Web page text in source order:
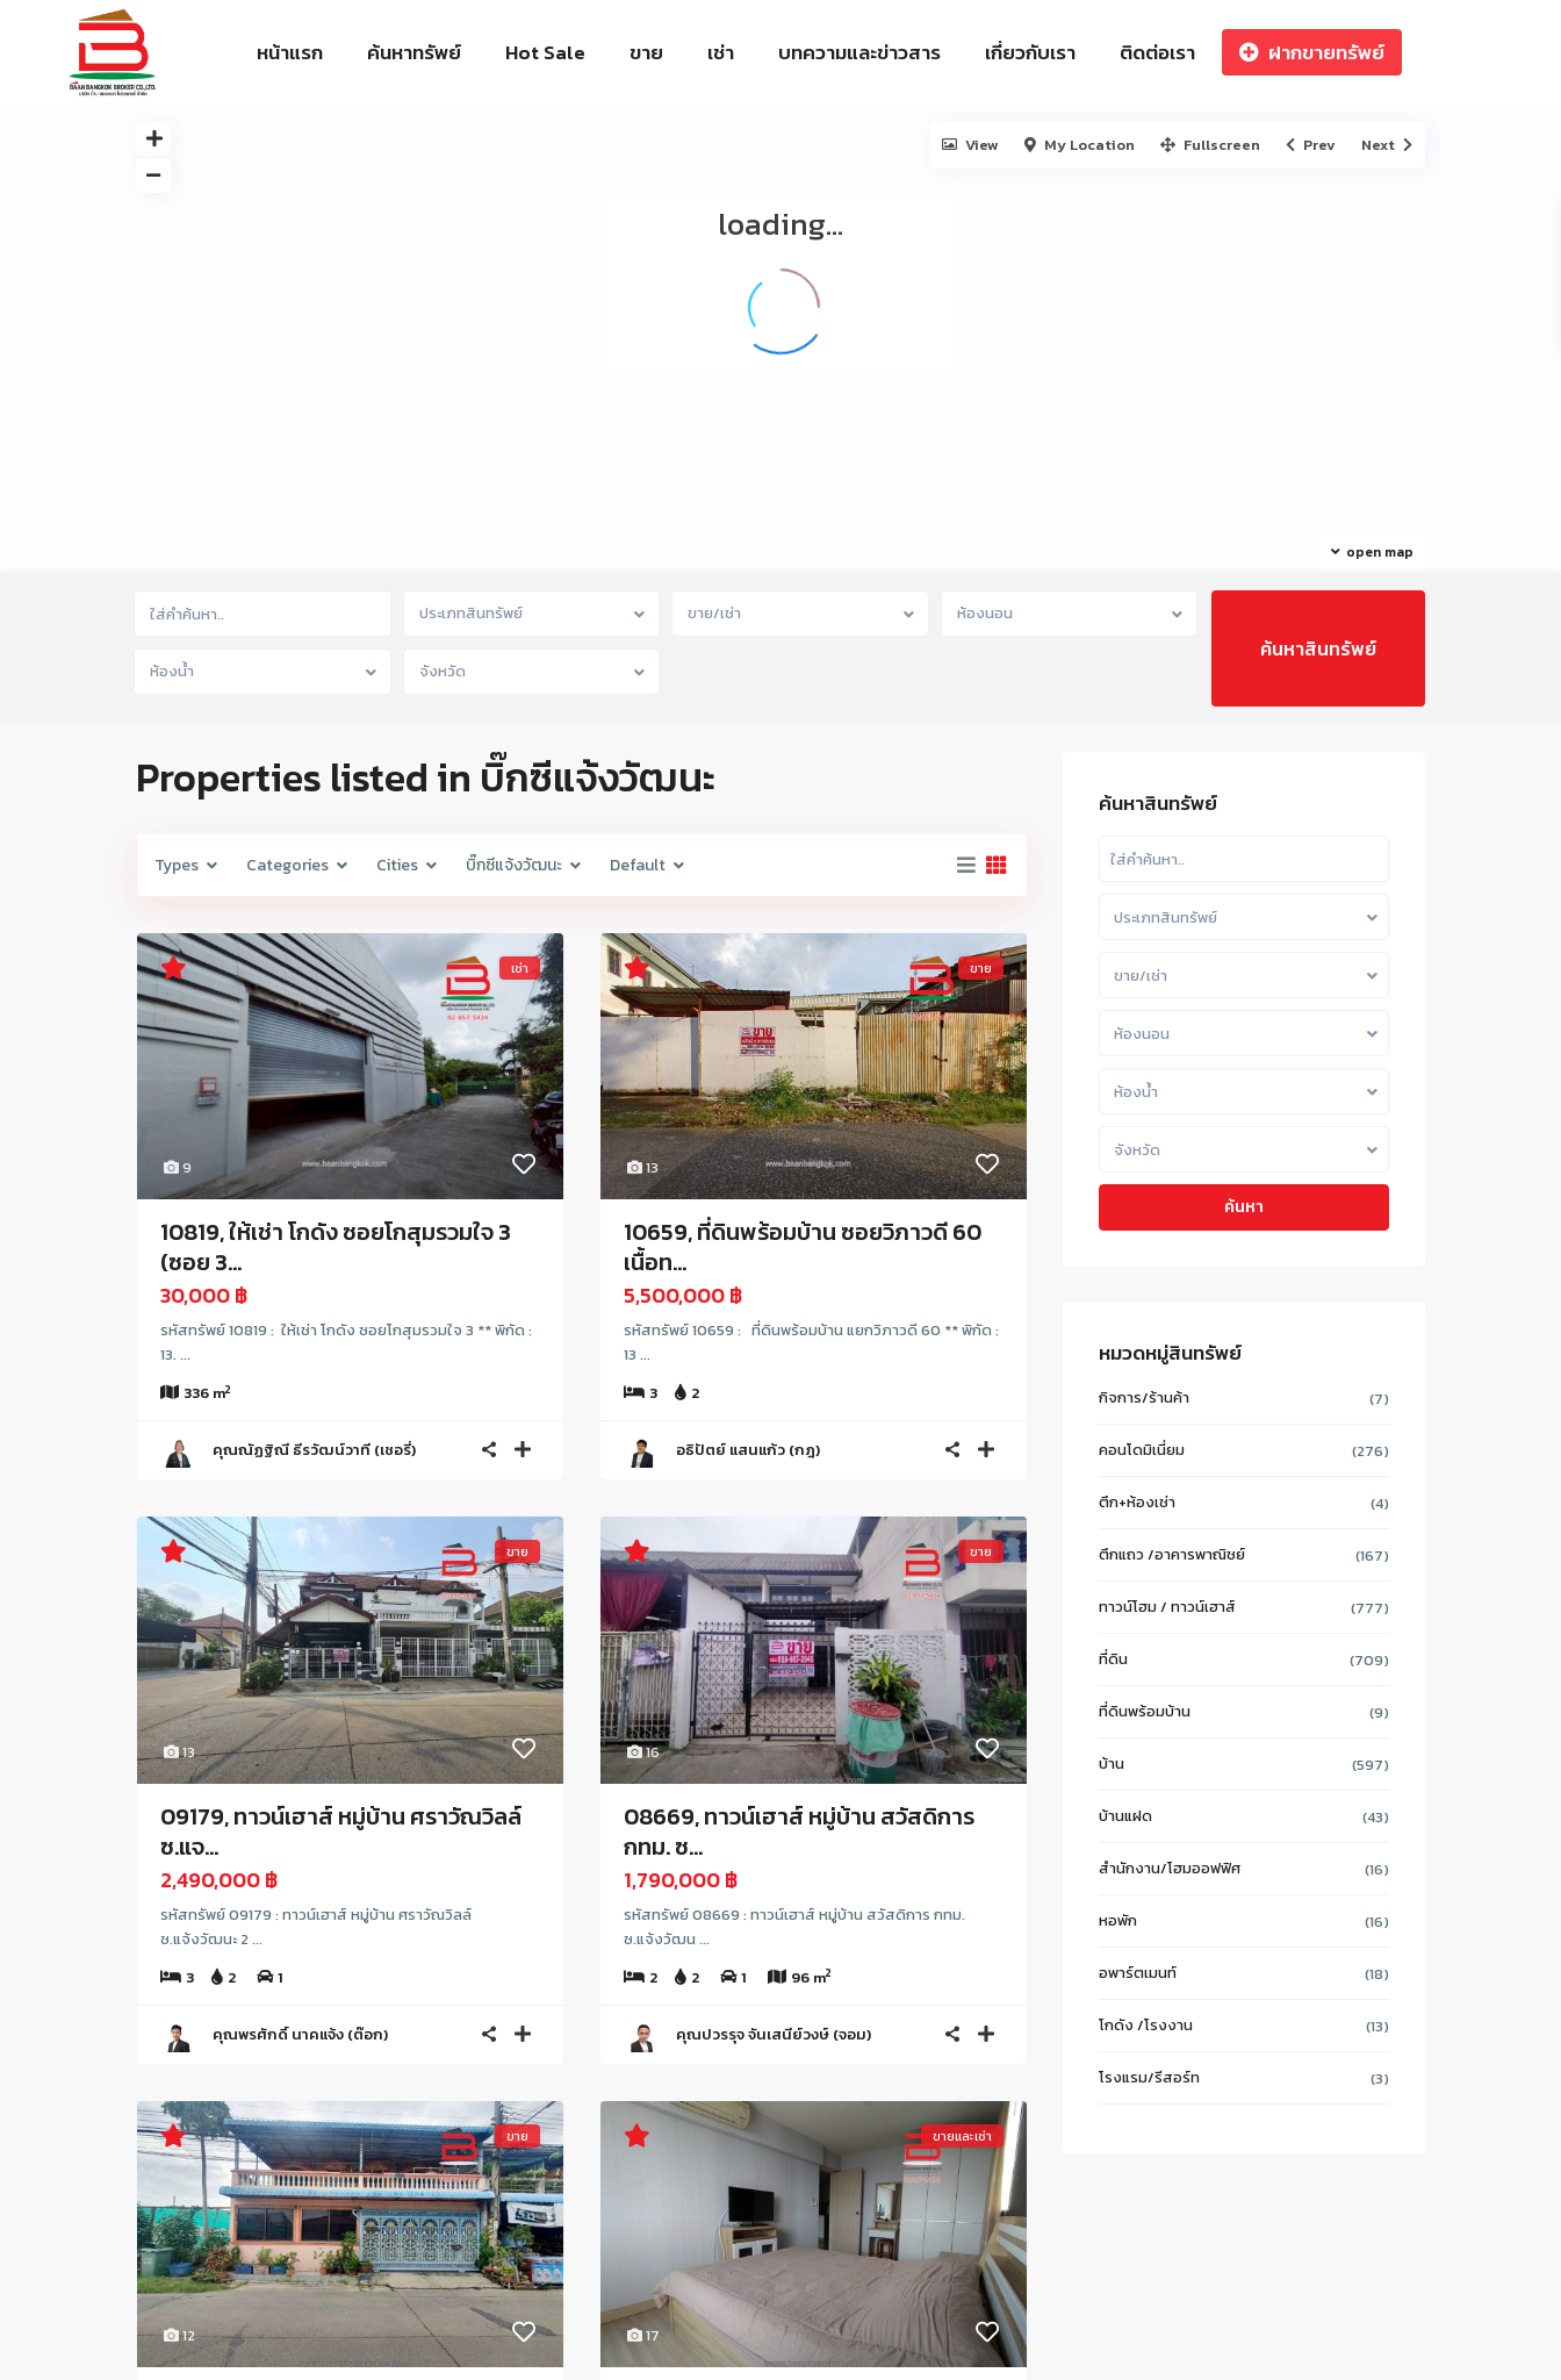
หน้าแรก ค้นหาทรัพย์ Hot Sale ขาย เช่า บทความและข่าวสาร เกี่ยวกับเรา ติดต่อเรา ฝากขายทรัพย์
loading...
open map
View My Location Fullscreen Prev Next
ประเภทสินทรัพย์ ขาย/เช่า ห้องนอน
ห้องน้ำ จังหวัด
Properties listed in บิ๊กซีแจ้งวัฒนะ
Types Categories Cities บิ๊กซีแจ้งวัฒนะ Default
9
เช่า
10819, ให้เช่า โกดัง ซอยโกสุมรวมใจ 3
(ซอย 3...
30,000 ฿
รหัสทรัพย์ 10819 : ให้เช่า โกดัง ซอยโกสุมรวมใจ 3 ** พิกัด :
13. ...
336 m2
คุณณัฏฐิณี ธีรวัฒน์วาที (เชอรี่)
13
ขาย
10659, ที่ดินพร้อมบ้าน ซอยวิภาวดี 60
เนื้อท...
5,500,000 ฿
รหัสทรัพย์ 10659 : ที่ดินพร้อมบ้าน แยกวิภาวดี 60 ** พิกัด :
13 ...
3
2
อธิปัตย์ แสนแก้ว (กฎ)
13
ขาย
09179, ทาวน์เฮาส์ หมู่บ้าน ศราวัณวิลล์
ซ.แจ...
2,490,000 ฿
รหัสทรัพย์ 09179 : ทาวน์เฮาส์ หมู่บ้าน ศราวัณวิลล์
ซ.แจ้งวัฒนะ 2 ...
3
2 1
คุณพรศักดิ์ นาคแจ้ง (ต๊อก)
16
ขาย
08669, ทาวน์เฮาส์ หมู่บ้าน สวัสดิการ
กทม. ซ...
1,790,000 ฿
รหัสทรัพย์ 08669 : ทาวน์เฮาส์ หมู่บ้าน สวัสดิการ กทม.
ซ.แจ้งวัฒน ...
2
2 1 96 m2
คุณปวรรุจ จันเสนีย์วงษ์ (จอม)
12
ขาย
17
ขายและเช่า
ค้นหาสินทรัพย์
ประเภทสินทรัพย์
ขาย/เช่า
ห้องนอน
ห้องน้ำ
จังหวัด
ค้นหา
หมวดหมู่สินทรัพย์
กิจการ/ร้านค้า (7)
คอนโดมิเนี่ยม (276)
ตึก+ห้องเช่า (4)
ตึกแถว /อาคารพาณิชย์ (167)
ทาวน์โฮม / ทาวน์เฮาส์ (777)
ที่ดิน (709)
ที่ดินพร้อมบ้าน (9)
บ้าน (597)
บ้านแฝด (43)
สำนักงาน/โฮมออฟฟิศ (16)
หอพัก (16)
อพาร์ตเมนท์ (18)
โกดัง /โรงงาน (13)
โรงแรม/รีสอร์ท (3)